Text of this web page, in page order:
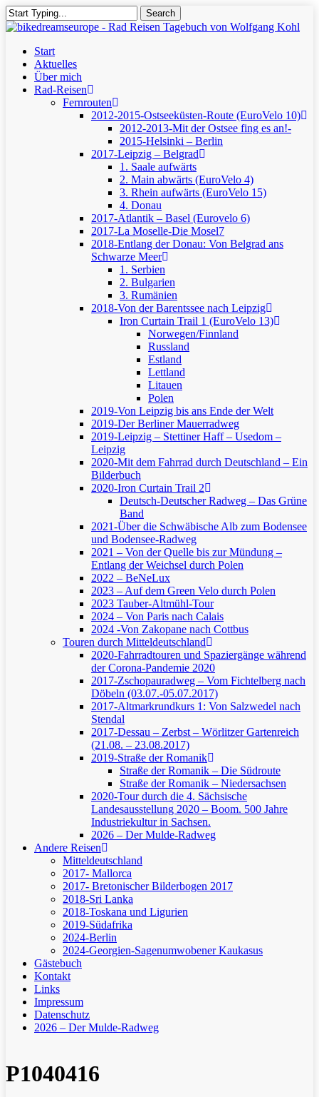
Skip
to
content
Search
Close
Menu
Start
Aktuelles
Über mich
Rad-Reisen
Fernrouten
2012-2015-Ostseeküsten-Route (EuroVelo 10)
2012-2013-Mit der Ostsee fing es an!-
2015-Helsinki – Berlin
2017-Leipzig – Belgrad
1. Saale aufwärts
2. Main abwärts (EuroVelo 4)
3. Rhein aufwärts (EuroVelo 15)
4. Donau
2017-Atlantik – Basel (Eurovelo 6)
2017-La Moselle-Die Mosel7
2018-Entlang der Donau: Von Belgrad ans
Schwarze Meer
1. Serbien
2. Bulgarien
3. Rumänien
2018-Von der Barentssee nach Leipzig
Iron Curtain Trail 1 (EuroVelo 13)
Norwegen/Finnland
Russland
Estland
Lettland
Litauen
Polen
2019-Von Leipzig bis ans Ende der Welt
2019-Der Berliner Mauerradweg
2019-Leipzig – Stettiner Haff – Usedom –
Leipzig
2020-Mit dem Fahrrad durch Deutschland – Ein
Bilderbuch
2020-Iron Curtain Trail 2
Deutsch-Deutscher Radweg – Das Grüne
Band
2021-Über die Schwäbische Alb zum Bodensee
und Bodensee-Radweg
2021 – Von der Quelle bis zur Mündung –
Entlang der Weichsel durch Polen
2022 – BeNeLux
2023 – Auf dem Green Velo durch Polen
2023 Tauber-Altmühl-Tour
2024 – Von Paris nach Calais
2024 -Von Zakopane nach Cottbus
Touren durch Mitteldeutschland
2020-Fahrradtouren und Spaziergänge während
der Corona-Pandemie 2020
2017-Zschopauradweg – Vom Fichtelberg nach
Döbeln (03.07.-05.07.2017)
2017-Altmarkrundkurs 1: Von Salzwedel nach
Stendal
2017-Dessau – Zerbst – Wörlitzer Gartenreich
(21.08. – 23.08.2017)
2019-Straße der Romanik
Straße der Romanik – Die Südroute
Straße der Romanik – Niedersachsen
2020-Tour durch die 4. Sächsische
Landesausstellung 2020 – Boom. 500 Jahre
Industriekultur in Sachsen.
2026 – Der Mulde-Radweg
Andere Reisen
Mitteldeutschland
2017- Mallorca
2017- Bretonischer Bilderbogen 2017
2018-Sri Lanka
2018-Toskana und Ligurien
2019-Südafrika
2024-Berlin
2024-Georgien-Sagenumwobener Kaukasus
Gästebuch
Kontakt
Links
Impressum
Datenschutz
2026 – Der Mulde-Radweg
P1040416